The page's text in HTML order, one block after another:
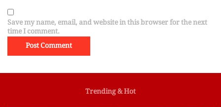
Save my name, email, and website in this browser for the next
time I comment.
Trending & Hot